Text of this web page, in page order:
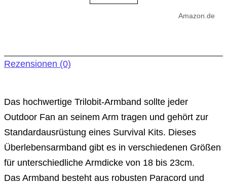
Amazon.de
Rezensionen (0)
Das hochwertige Trilobit-Armband sollte jeder
Outdoor Fan an seinem Arm tragen und gehört zur
Standardausrüstung eines Survival Kits. Dieses
Überlebensarmband gibt es in verschiedenen Größen
für unterschiedliche Armdicke von 18 bis 23cm.
Das Armband besteht aus robusten Paracord und